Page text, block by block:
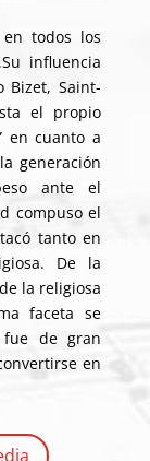
todos los
influencia
Bizet, Saint-
el propio
en cuanto a
generación
ante el
compuso el
tanto en
De la
la religiosa
faceta se
de gran
en